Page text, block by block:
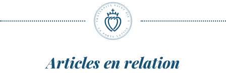
Articles en relation